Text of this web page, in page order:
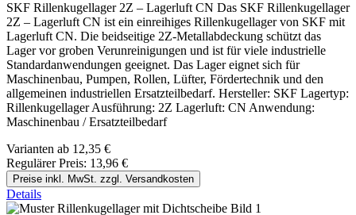
SKF Rillenkugellager 2Z – Lagerluft CN Das SKF Rillenkugellager
2Z – Lagerluft CN ist ein einreihiges Rillenkugellager von SKF mit
Lagerluft CN. Die beidseitige 2Z-Metallabdeckung schützt das
Lager vor groben Verunreinigungen und ist für viele industrielle
Standardanwendungen geeignet. Das Lager eignet sich für
Maschinenbau, Pumpen, Rollen, Lüfter, Fördertechnik und den
allgemeinen industriellen Ersatzteilbedarf. Hersteller: SKF Lagertyp:
Rillenkugellager Ausführung: 2Z Lagerluft: CN Anwendung:
Maschinenbau / Ersatzteilbedarf
Varianten ab 12,35 €
Regulärer Preis: 13,96 €
Preise inkl. MwSt. zzgl. Versandkosten
Details